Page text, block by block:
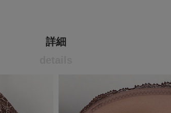
詳細